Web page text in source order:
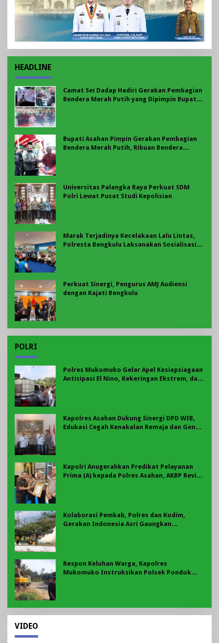
HEADLINE
Camat Sei Dadap Hadiri Gerakan Pembagian
Bendera Merah Putih yang Dipimpin Bupati
Bupati Asahan Pimpin Gerakan Pembagian
Bendera Merah Putih, Ribuan Bendera
Universitas Palangka Raya Perkuat SDM
Polri Lewat Pusat Studi Kepolisian
Marak Terjadinya Kecelakaan Lalu Lintas,
Polresta Bengkulu Laksanakan Sosialisasi
Perkuat Sinergi, Pengurus AMJ Audiensi
dengan Kajati Bengkulu
POLRI
Polres Mukomuko Gelar Apel Kesiapsiagaan
Antisipasi El Nino, Kekeringan Ekstrem, dan
Kapolres Asahan Dukung Sinergi DPD WIB,
Edukasi Cegah Kenakalan Remaja dan Geng
Kapolri Anugerahkan Predikat Pelayanan
Prima (A) kepada Polres Asahan, AKBP Revi
Kolaborasi Pemkab, Polres dan Kodim,
Gerakan Indonesia Asri Gaungkan
Respon Keluhan Warga, Kapolres
Mukomuko Instruksikan Polsek Pondok
VIDEO